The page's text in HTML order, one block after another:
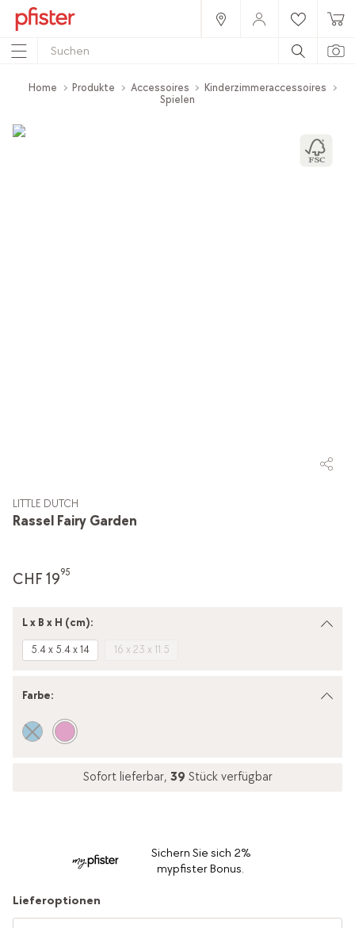
Home Produkte Accessoires
Kinderzimmeraccessoires
Spielen
Rassel Fairy Garden
LITTLE DUTCH
CHF 1995
L x B x H (cm):
5.4 x 5.4 x 14 16 x 23 x 11.5
Farbe:
Sofort lieferbar, 39 Stück verfügbar
Sichern Sie sich 2%
mypfister Bonus.
Lieferoptionen